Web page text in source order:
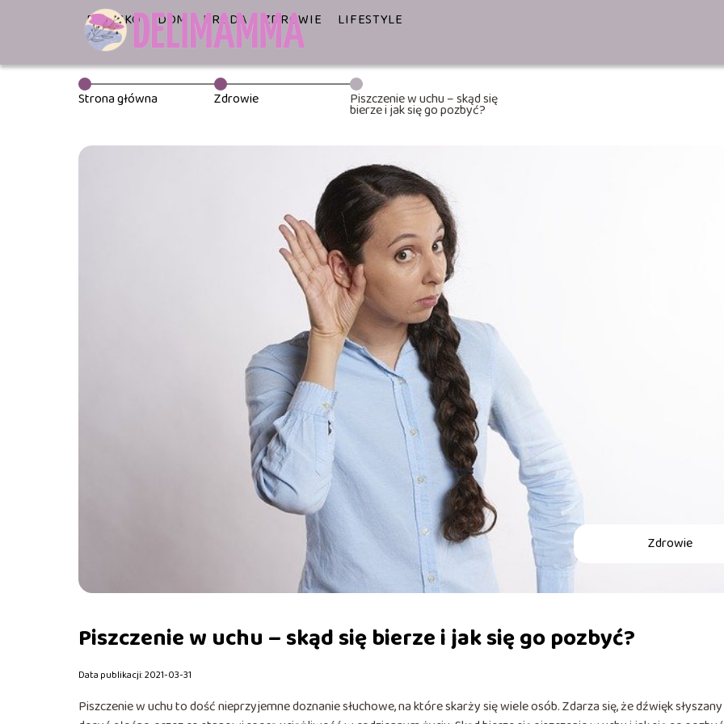
DZIECKO DOM URODA ZDROWIE LIFESTYLE
Strona główna Zdrowie Piszczenie w uchu – skąd się
bierze i jak się go pozbyć?
Zdrowie
Piszczenie w uchu – skąd się bierze i jak się go pozbyć?
Data publikacji: 2021-03-31
Piszczenie w uchu to dość nieprzyjemne doznanie słuchowe, na które skarży się wiele osób. Zdarza się, że dźwięk